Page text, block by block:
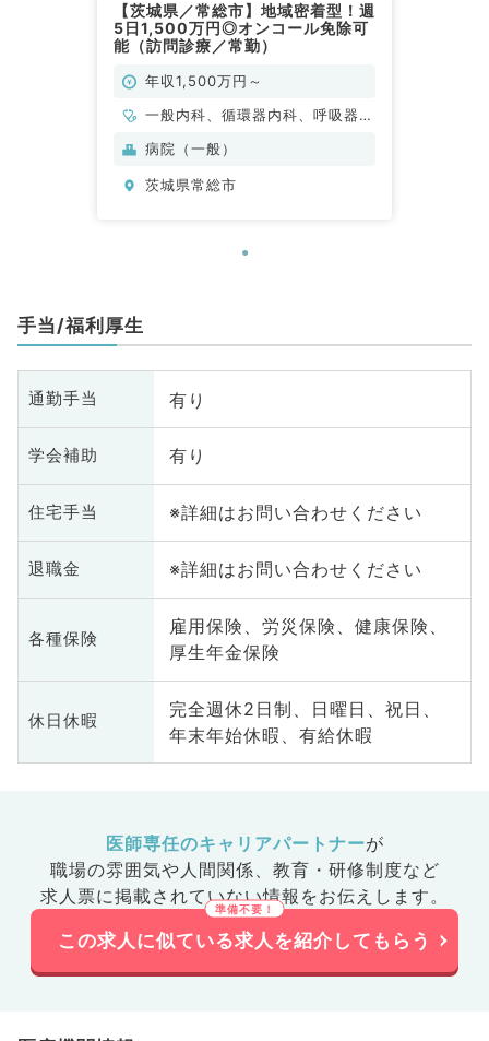
【茨城県／常総市】地域密着型！週
5日1,500万円◎オンコール免除可
能（訪問診療／常勤）
年収1,500万円～
一般内科、循環器内科、呼吸器内
科、消化器内科、内分泌・代謝内
病院（一般）
茨城県常総市
手当/福利厚生
通勤手当 有り
学会補助 有り
住宅手当 ※詳細はお問い合わせください
退職金 ※詳細はお問い合わせください
各種保険
雇用保険、労災保険、健康保険、
厚生年金保険
休日休暇
完全週休2日制、日曜日、祝日、
年末年始休暇、有給休暇
医師専任のキャリアパートナーが
職場の雰囲気や人間関係、 教育・研修制度など
求人票に掲載されていない情報をお伝えします。
この求人に似ている求人を紹介してもらう